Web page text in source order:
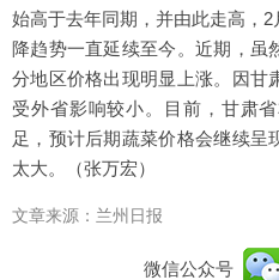
始高于去年同期，并由此走高，
降趋势一直延续至今。近期，虽
分地区价格出现明显上涨。因甘
受外省影响较小。目前，甘肃
足，预计后期蔬菜价格会继续呈
太大。（张万宏）
文章来源：兰州日报
微信公众号